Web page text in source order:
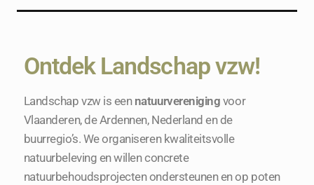
Ontdek Landschap vzw
Contact
Ontdek Landschap vzw!
Landschap vzw is een natuurvereniging voor
Vlaanderen, de Ardennen, Nederland en de
buurregio’s. We organiseren kwaliteitsvolle
natuurbeleving en willen concrete
natuurbehoudsprojecten ondersteunen en op poten